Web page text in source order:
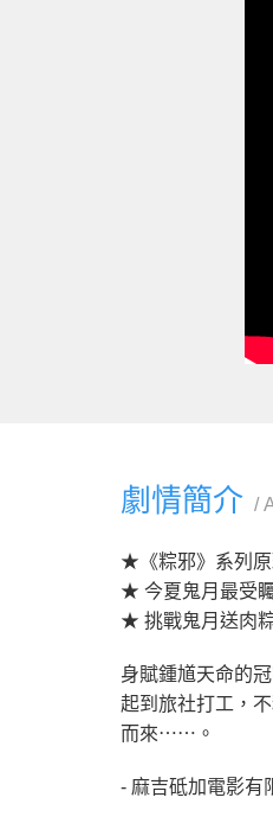
劇情簡介
★《粽邪》系列原
★ 今夏鬼月最受
★ 挑戰鬼月送肉
身賦鍾馗天命的
起到旅社打工，
而來⋯⋯。
- 麻吉砥加電影有